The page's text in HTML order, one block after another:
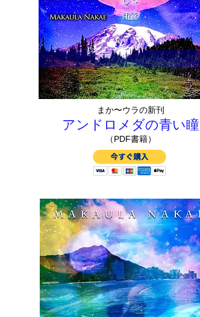
まか〜ウラの新刊
アンドロメダの青い瞳
（PDF書籍）